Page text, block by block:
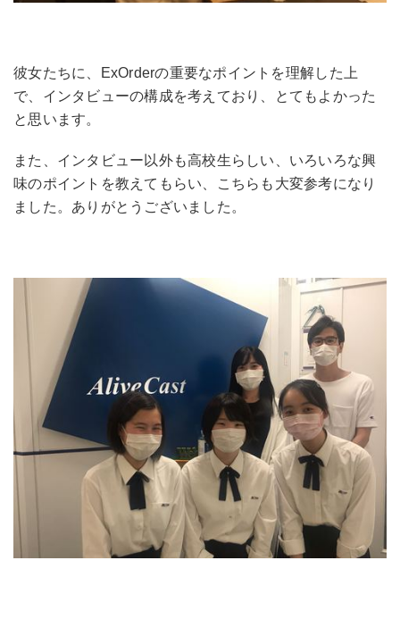
彼女たちに、ExOrderの重要なポイントを理解した上
で、インタビューの構成を考えており、とてもよかった
と思います。
また、インタビュー以外も高校生らしい、いろいろな興
味のポイントを教えてもらい、こちらも大変参考になり
ました。ありがとうございました。